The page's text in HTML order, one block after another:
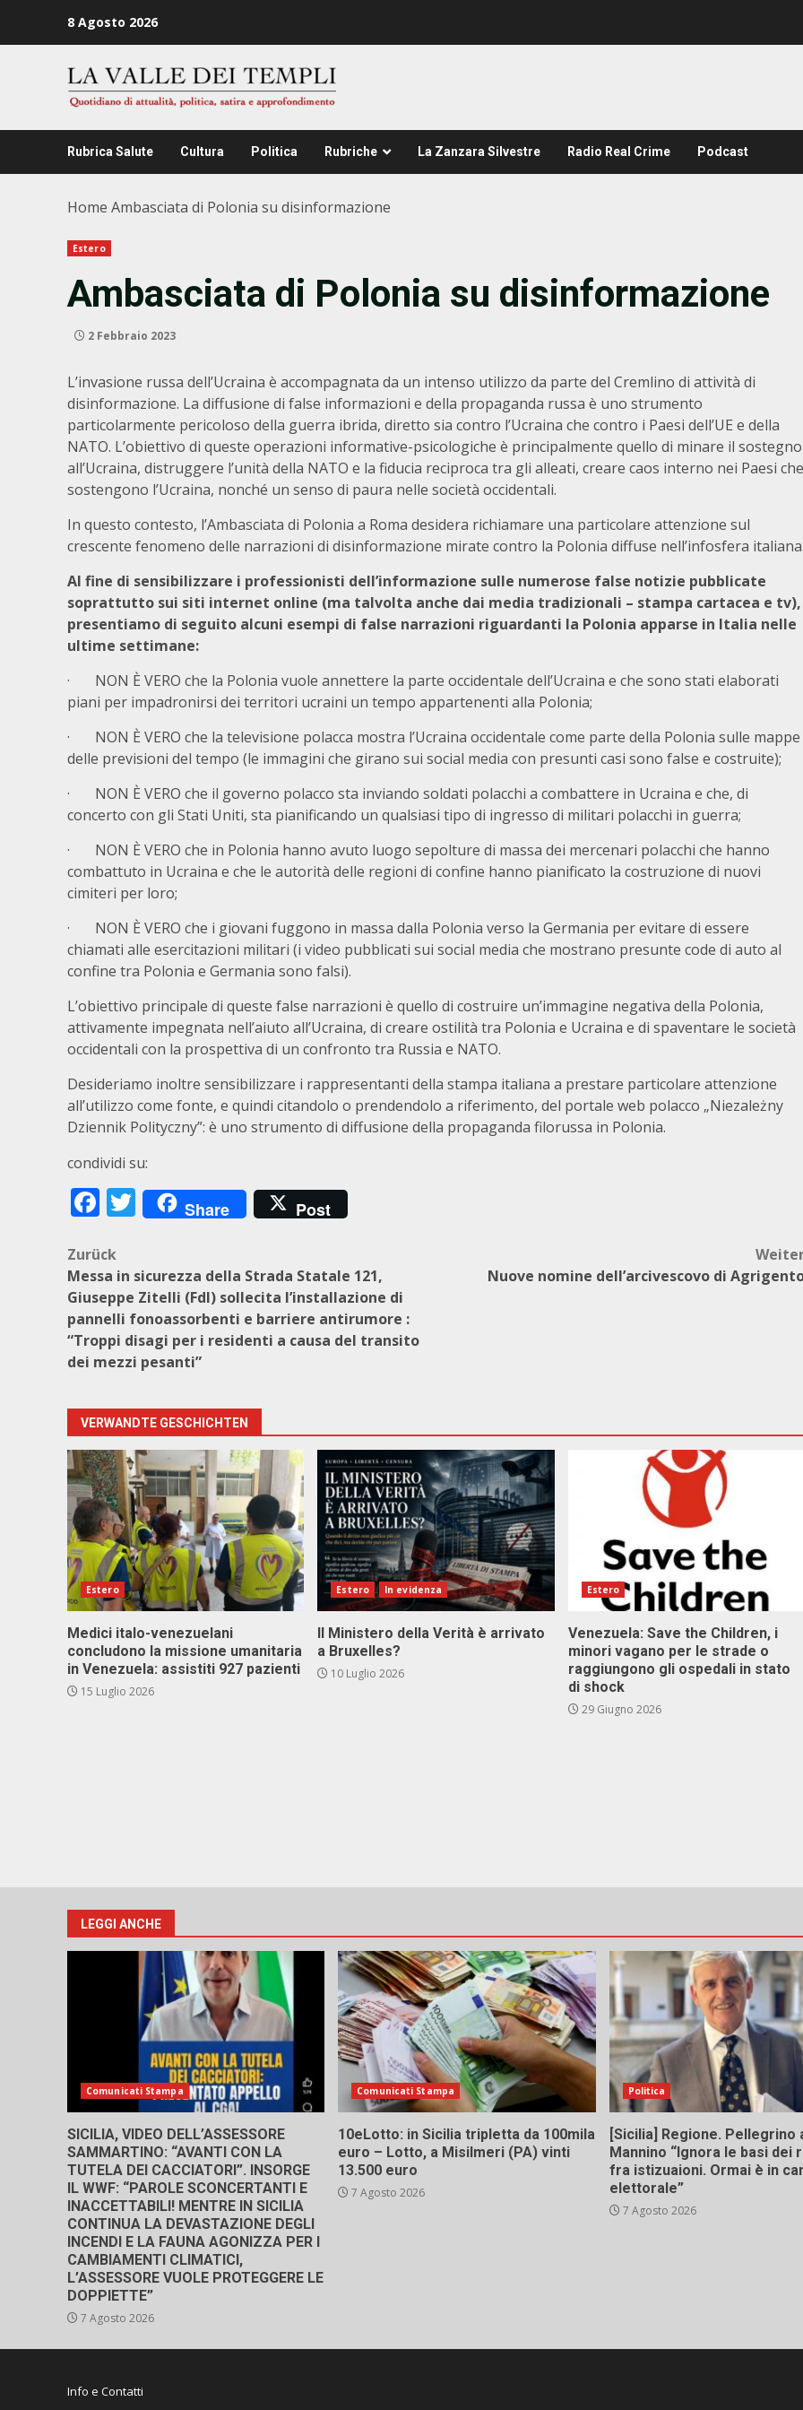
8 Agosto 2026
Rubrica Salute Cultura Politica Rubriche La Zanzara Silvestre Radio Real Crime Podcast
Home Ambasciata di Polonia su disinformazione
Estero
Ambasciata di Polonia su disinformazione
2 Febbraio 2023
L’invasione russa dell’Ucraina è accompagnata da un intenso utilizzo da parte del Cremlino di attività di
disinformazione. La diffusione di false informazioni e della propaganda russa è uno strumento
particolarmente pericoloso della guerra ibrida, diretto sia contro l’Ucraina che contro i Paesi dell’UE e della
NATO. L’obiettivo di queste operazioni informative-psicologiche è principalmente quello di minare il sostegno
all’Ucraina, distruggere l’unità della NATO e la fiducia reciproca tra gli alleati, creare caos interno nei Paesi che
sostengono l’Ucraina, nonché un senso di paura nelle società occidentali.
In questo contesto, l’Ambasciata di Polonia a Roma desidera richiamare una particolare attenzione sul
crescente fenomeno delle narrazioni di disinformazione mirate contro la Polonia diffuse nell’infosfera
Al fine di sensibilizzare i professionisti dell’informazione sulle numerose false notizie pubblicate
soprattutto sui siti internet online (ma talvolta anche dai media tradizionali – stampa cartacea e tv),
presentiamo di seguito alcuni esempi di false narrazioni riguardanti la Polonia apparse in Italia nelle
ultime settimane:
· NON È VERO che la Polonia vuole annettere la parte occidentale dell’Ucraina e che sono stati elaborati
piani per impadronirsi dei territori ucraini un tempo appartenenti alla Polonia;
· NON È VERO che la televisione polacca mostra l’Ucraina occidentale come parte della Polonia sulle mappe
delle previsioni del tempo (le immagini che girano sui social media con presunti casi sono false e costruite);
· NON È VERO che il governo polacco sta inviando soldati polacchi a combattere in Ucraina e che, di
concerto con gli Stati Uniti, sta pianificando un qualsiasi tipo di ingresso di militari polacchi in guerra;
· NON È VERO che in Polonia hanno avuto luogo sepolture di massa dei mercenari polacchi che hanno
combattuto in Ucraina e che le autorità delle regioni di confine hanno pianificato la costruzione di nuovi
cimiteri per loro;
· NON È VERO che i giovani fuggono in massa dalla Polonia verso la Germania per evitare di essere
chiamati alle esercitazioni militari (i video pubblicati sui social media che mostrano presunte code di auto al
confine tra Polonia e Germania sono falsi).
L’obiettivo principale di queste false narrazioni è quello di costruire un’immagine negativa della Polonia,
attivamente impegnata nell’aiuto all’Ucraina, di creare ostilità tra Polonia e Ucraina e di spaventare le società
occidentali con la prospettiva di un confronto tra Russia e NATO.
Desideriamo inoltre sensibilizzare i rappresentanti della stampa italiana a prestare particolare attenzione
all’utilizzo come fonte, e quindi citandolo o prendendolo a riferimento, del portale web polacco „Niezależny
Dziennik Polityczny”: è uno strumento di diffusione della propaganda filorussa in Polonia.
condividi su:
Facebook
Twitter
Share Post
Beitragsnavigation
Zurück
Messa in sicurezza della Strada Statale 121,
Giuseppe Zitelli (FdI) sollecita l’installazione di
pannelli fonoassorbenti e barriere antirumore :
“Troppi disagi per i residenti a causa del transito
dei mezzi pesanti”
Nuove nomine dell’arcivescovo di
VERWANDTE GESCHICHTEN
Estero
Medici italo-venezuelani
concludono la missione umanitaria
in Venezuela: assistiti 927 pazienti
15 Luglio 2026
Estero In evidenza
Il Ministero della Verità è arrivato
a Bruxelles?
10 Luglio 2026
Estero
Venezuela: Save the Children, i
minori vagano per le strade o
raggiungono gli ospedali in stato
di shock
29 Giugno 2026
LEGGI ANCHE
Comunicati Stampa
SICILIA, VIDEO DELL’ASSESSORE
SAMMARTINO: “AVANTI CON LA
TUTELA DEI CACCIATORI”. INSORGE
IL WWF: “PAROLE SCONCERTANTI E
INACCETTABILI! MENTRE IN SICILIA
CONTINUA LA DEVASTAZIONE DEGLI
INCENDI E LA FAUNA AGONIZZA PER I
CAMBIAMENTI CLIMATICI,
L’ASSESSORE VUOLE PROTEGGERE LE
DOPPIETTE”
7 Agosto 2026
Comunicati Stampa
10eLotto: in Sicilia tripletta da 100mila
euro – Lotto, a Misilmeri (PA) vinti
13.500 euro
7 Agosto 2026
Politica
[Sicilia] Regione. Pellegrino
Mannino “Ignora le basi dei
fra istizuaioni. Ormai è in
elettorale”
7 Agosto 2026
Info e Contatti